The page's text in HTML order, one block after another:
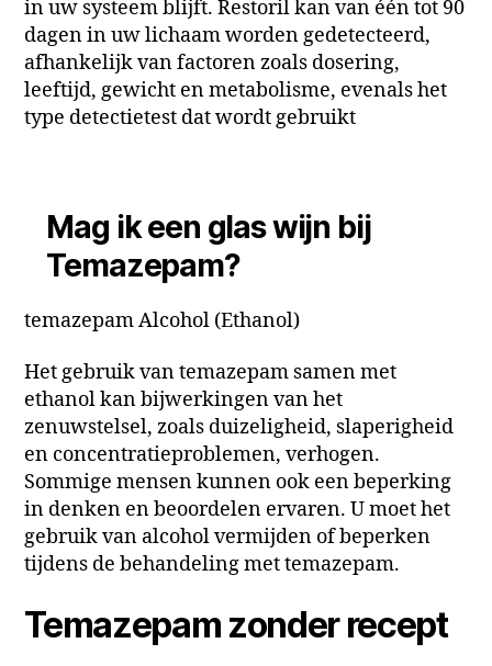
in uw systeem blijft. Restoril kan van één tot 90
dagen in uw lichaam worden gedetecteerd,
afhankelijk van factoren zoals dosering,
leeftijd, gewicht en metabolisme, evenals het
type detectietest dat wordt gebruikt
Mag ik een glas wijn bij
Temazepam?
temazepam Alcohol (Ethanol)
Het gebruik van temazepam samen met
ethanol kan bijwerkingen van het
zenuwstelsel, zoals duizeligheid, slaperigheid
en concentratieproblemen, verhogen.
Sommige mensen kunnen ook een beperking
in denken en beoordelen ervaren. U moet het
gebruik van alcohol vermijden of beperken
tijdens de behandeling met temazepam.
Temazepam zonder recept